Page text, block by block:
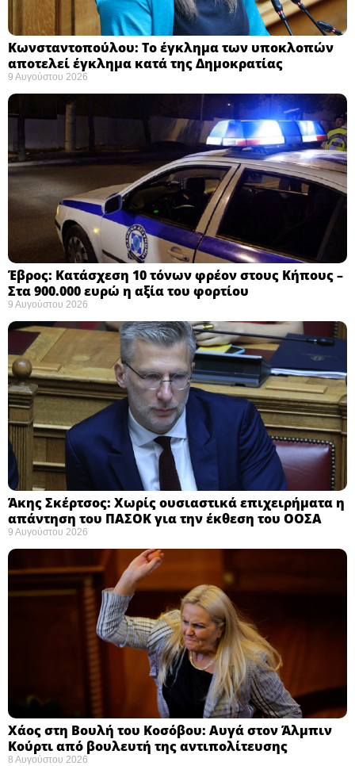
Κωνσταντοπούλου: Το έγκλημα των υποκλοπών
αποτελεί έγκλημα κατά της Δημοκρατίας ​
9 Αυγούστου 2026
Έβρος: Κατάσχεση 10 τόνων φρέον στους Κήπους –
Στα 900.000 ευρώ η αξία του φορτίου ​
9 Αυγούστου 2026
Άκης Σκέρτσος: Χωρίς ουσιαστικά επιχειρήματα η
απάντηση του ΠΑΣΟΚ για την έκθεση του ΟΟΣΑ ​
9 Αυγούστου 2026
Χάος στη Βουλή του Κοσόβου: Αυγά στον Άλμπιν
Κούρτι από βουλευτή της αντιπολίτευσης
8 Αυγούστου 2026